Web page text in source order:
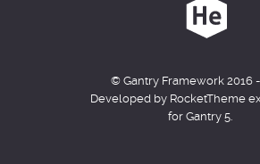
© Gantry Framework 2016
Developed by RocketTheme
for Gantry 5.